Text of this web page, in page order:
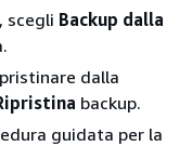
scegli Backup dalla
dalla
backup.
guidata per la